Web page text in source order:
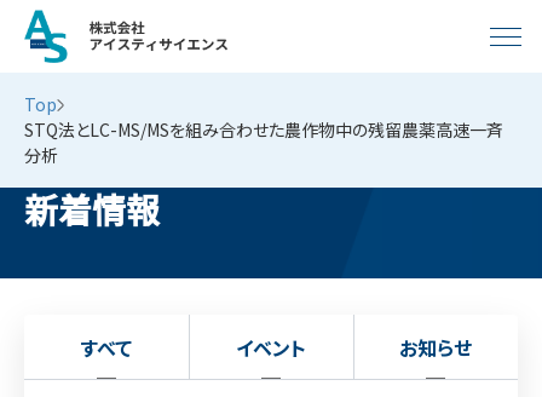
Top
STQ法とLC-MS/MSを組み合わせた農作物中の残留農薬高速一斉
分析
新着情報
すべて イベント お知らせ